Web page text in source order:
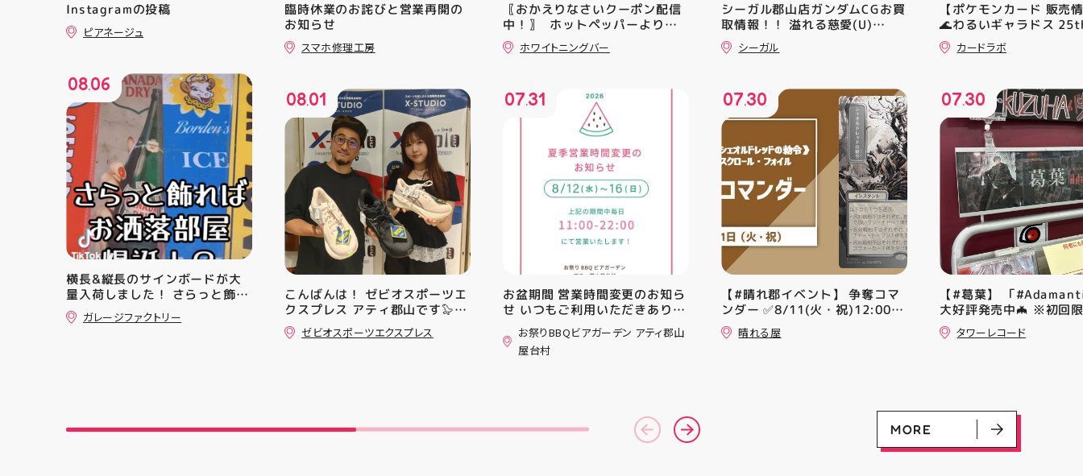
Instagramの投稿
ピアネージュ
08.06
横長&縦長のサインボードが大
量入荷しました！ さらっと飾れ
ばあっという間にお洒落空間爆
誕️‍️‍️‍ ナンバープレートやブリキ看
ガレージファクトリー
臨時休業のお詫びと営業再開の
お知らせ
スマホ修理工房
08.01
こんばんは！ ゼビオスポーツエ
クスプレス アティ郡山です🦭
・ ★本日のラジオ★は アシッ
クスからランニングシューズ
☆ASICSGRIPを前足部に追加
ゼビオスポーツエクスプレス
〖おかえりなさいクーポン配信
中！〗 ⁡ ホットペッパーより通
常￥11,170······▸ ￥5️⃣,5️⃣8️⃣0️⃣
のお得なクーポン配信中です★ ⁡
の再来店におすすめです🦷 ⁡ ⁡ お
一人様1回限りのクーポンにな
りますので、是非お試し下さい ⁡
ご予約、ご来店お待ちしており
ます️ #ホワイトニンク #ホワイ
トニングキャンペーン
#whitening #歯が白い #歯の
ホワイトニングバー
07.31
お盆期間 営業時間変更のお知ら
せ いつもご利用いただきありが
とうございます！ 8月12日
(水)〜8月16日(日) は、 営業時
間を変更して営業いたします
事やご友人との集まり、夏休み
のお出かけにもぴったり！ 屋台
グルメとBBQを一緒に楽しめる
お祭りBBQビアガーデン アティ郡山
屋台村
シーガル郡山店ガンダムCGお買
取情報！！ 溢れる慈愛(U)
(GD01-118) ￥30 覚悟の表れ
(U)(GD01-100) ￥30 ﾌﾗｯﾄ(ﾐﾘ
シーガル
07.30
【#晴れ郡イベント】 争奪コマ
ンダー ✅8/11(火・祝)12:00~
⚔️イベント構成⚔️ スイスドロー
+決勝ラウンド 🏆賞品一覧🏆
晴れる屋
【ポケモンカード 販売
🌊わるいギャラドス
ーリエのピッピex 🔮ミ
vmax UR 入荷いたしま
カードラボ
07.30
【#葛葉】 「
大好評発売中🦇 ※初回
A、Bは店頭分在庫切れ
す🙇‍♀️ 発売を記念したコ
▼お取置きはこちらから
タワーレコード
MORE